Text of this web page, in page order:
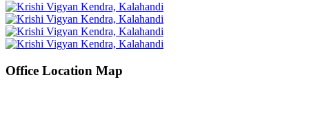
Office Location Map